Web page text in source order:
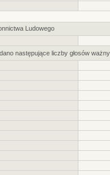
Ludowego
następujące liczby głosów